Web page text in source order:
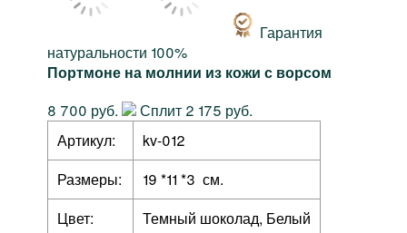
Гарантия
натуральности 100%
Портмоне на молнии из кожи с ворсом
8 700 руб.
Сплит 2 175 руб.
Артикул:
kv-012
Размеры:
19 *11 *3 см.
Цвет:
Темный шоколад, Белый